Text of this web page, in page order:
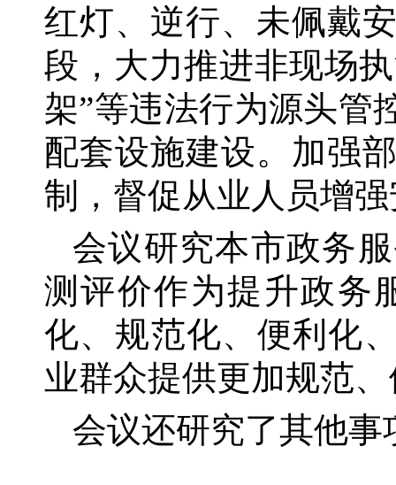
红灯、逆行、未佩戴
段，大力推进非现场
架”等违法行为源头管
配套设施建设。加强
制，督促从业人员增
会议研究本市政务
测评价作为提升政务
化、规范化、便利化
业群众提供更加规范
会议还研究了其他事